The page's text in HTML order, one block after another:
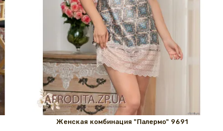
Женская комбинация "Палермо" 9691